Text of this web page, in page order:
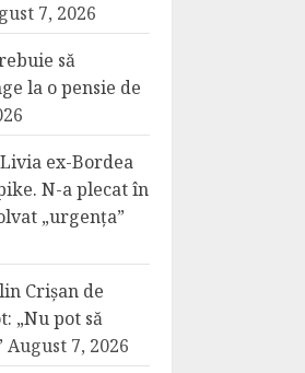
7, 2026
să
la o pensie de
ex-Bordea
N-a plecat în
„urgența”
Crișan de
„Nu pot să
August 7, 2026